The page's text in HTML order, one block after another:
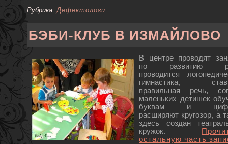
Рубрика: Дефектологи
БЭБИ-КЛУБ В ИЗМАЙЛОВО
В центре проводят
по развитию
проводится
гимнастика,
правильная речь,
маленьких детишек
буквам и
расширяют кругозор, а
здесь создан
кружок.
остальную часть